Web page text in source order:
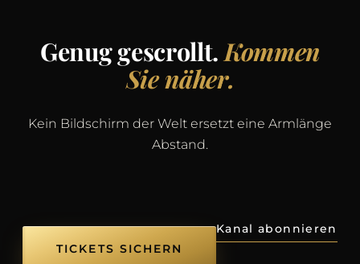
Genug gescrollt. Kommen
Sie näher.
Kein Bildschirm der Welt ersetzt eine Armlänge
Abstand.
TICKETS SICHERN
Kanal abonnieren